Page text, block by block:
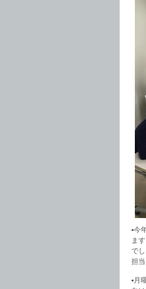
▪︎今
ま
で
担
▪︎月